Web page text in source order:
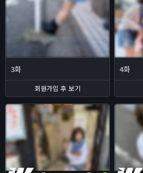
3화
회원가입 후 보기
4화